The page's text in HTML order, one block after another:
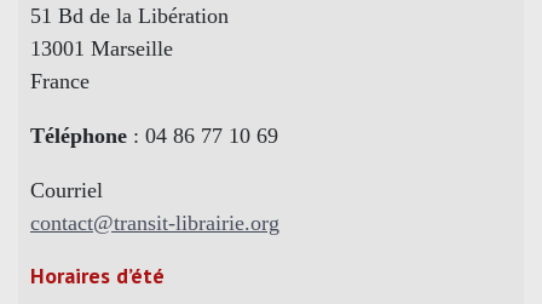
51 Bd de la Libération
13001 Marseille
France
Téléphone : 04 86 77 10 69
Courriel
contact@transit-librairie.org
Horaires d’été